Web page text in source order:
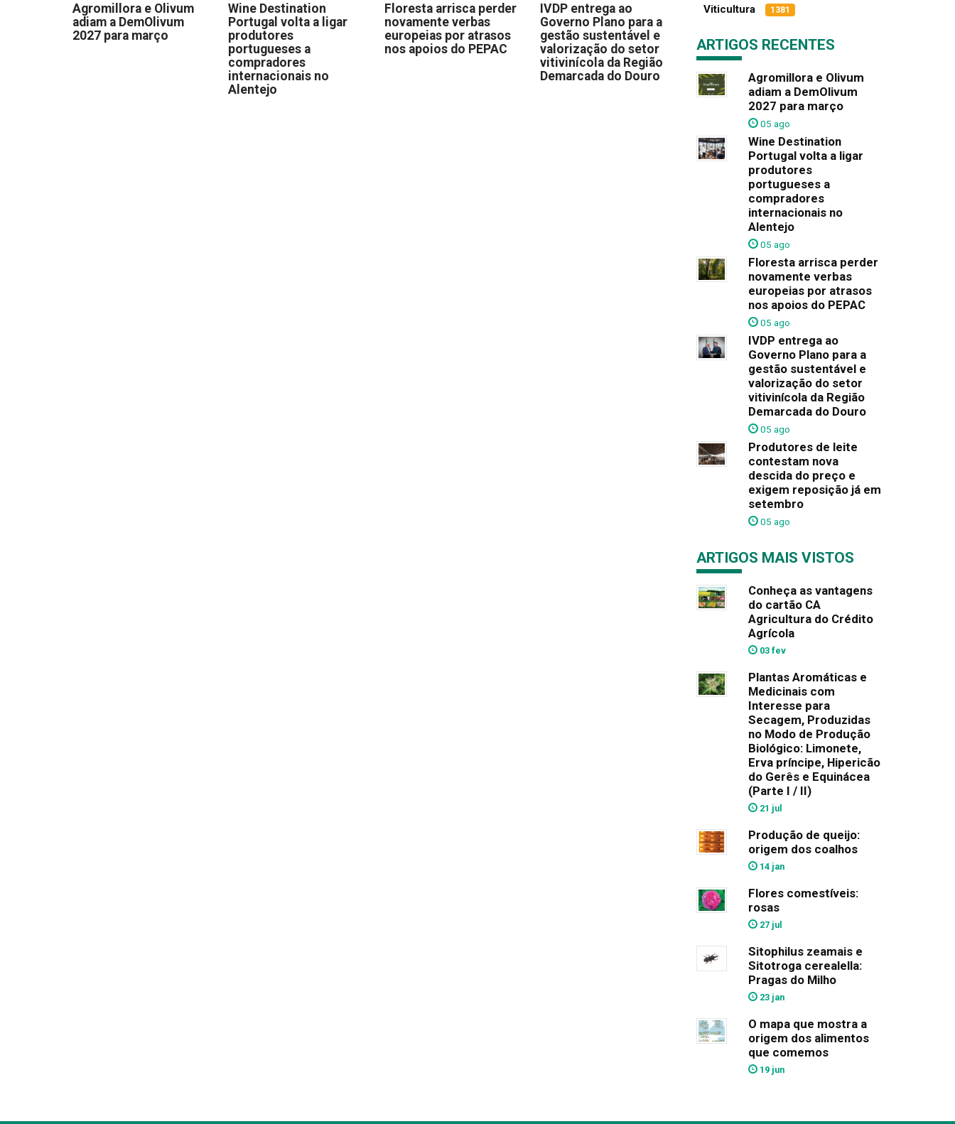
Agromillora e Olivum
adiam a DemOlivum
2027 para março
Wine Destination
Portugal volta a ligar
produtores
portugueses a
compradores
internacionais no
Alentejo
Floresta arrisca perder
novamente verbas
europeias por atrasos
nos apoios do PEPAC
IVDP entrega ao
Governo Plano para a
gestão sustentável e
valorização do setor
vitivinícola da Região
Demarcada do Douro
Viticultura 1381
ARTIGOS RECENTES
Agromillora e Olivum
adiam a DemOlivum
2027 para março
05 ago
Wine Destination
Portugal volta a ligar
produtores
portugueses a
compradores
internacionais no
Alentejo
05 ago
Floresta arrisca perder
novamente verbas
europeias por atrasos
nos apoios do PEPAC
05 ago
IVDP entrega ao
Governo Plano para a
gestão sustentável e
valorização do setor
vitivinícola da Região
Demarcada do Douro
05 ago
Produtores de leite
contestam nova
descida do preço e
exigem reposição já em
setembro
05 ago
ARTIGOS MAIS VISTOS
Conheça as vantagens
do cartão CA
Agricultura do Crédito
Agrícola
03 fev
Plantas Aromáticas e
Medicinais com
Interesse para
Secagem, Produzidas
no Modo de Produção
Biológico: Limonete,
Erva príncipe, Hipericão
do Gerês e Equinácea
(Parte I / II)
21 jul
Produção de queijo:
origem dos coalhos
14 jan
Flores comestíveis:
rosas
27 jul
Sitophilus zeamais e
Sitotroga cerealella:
Pragas do Milho
23 jan
O mapa que mostra a
origem dos alimentos
que comemos
19 jun